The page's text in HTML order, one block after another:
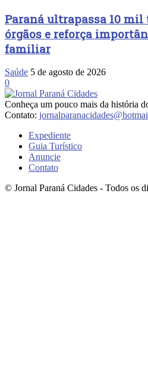
Paraná ultrapassa 10
órgãos e reforça
familiar
Saúde 5 de agosto de 2026
0
Conheça um pouco mais da história
Contato:
Expediente
Guia Turístico
Anuncie
Contato
© Jornal Paraná Cidades - Todos os